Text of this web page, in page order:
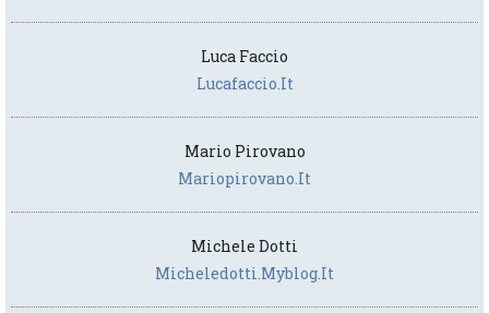
Luca Faccio
Lucafaccio.it
Mario Pirovano
Mariopirovano.it
Michele Dotti
Micheledotti.myblog.it